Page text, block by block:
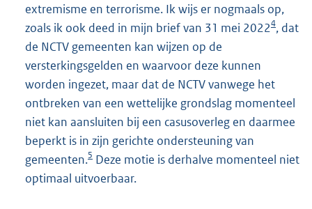
extremisme en terrorisme. Ik wijs er nogmaals op,
zoals ik ook deed in mijn brief van 31 mei 20224, dat
de NCTV gemeenten kan wijzen op de
versterkingsgelden en waarvoor deze kunnen
worden ingezet, maar dat de NCTV vanwege het
ontbreken van een wettelijke grondslag momenteel
niet kan aansluiten bij een casusoverleg en daarmee
beperkt is in zijn gerichte ondersteuning van
gemeenten.5 Deze motie is derhalve momenteel niet
optimaal uitvoerbaar.